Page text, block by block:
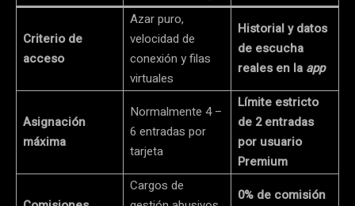
Criterio de
acceso
Azar puro,
velocidad de
conexión y filas
virtuales
Historial y datos
de escucha
reales en la app
Asignación
máxima
Normalmente 4 –
6 entradas por
tarjeta
Límite estricto
de 2 entradas
por usuario
Premium
Cargos de
0% de comisión